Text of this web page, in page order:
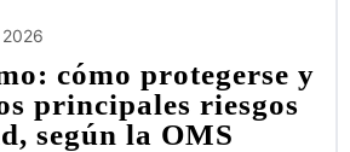
cómo protegerse y
principales riesgos
según la OMS